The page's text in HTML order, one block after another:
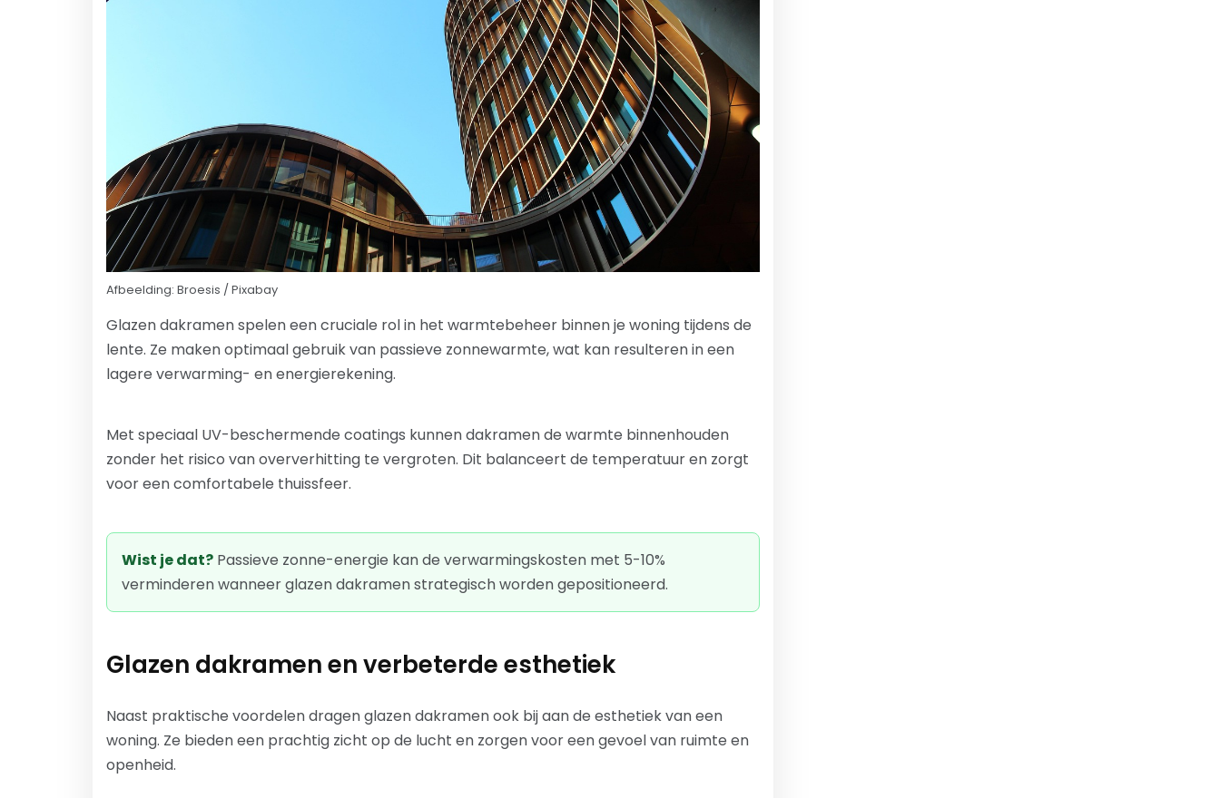
Afbeelding: Broesis / Pixabay
Glazen dakramen spelen een cruciale rol in het warmtebeheer binnen je woning tijdens de
lente. Ze maken optimaal gebruik van passieve zonnewarmte, wat kan resulteren in een
lagere verwarming- en energierekening.
Met speciaal UV-beschermende coatings kunnen dakramen de warmte binnenhouden
zonder het risico van oververhitting te vergroten. Dit balanceert de temperatuur en zorgt
voor een comfortabele thuissfeer.
Wist je dat? Passieve zonne-energie kan de verwarmingskosten met 5-10%
verminderen wanneer glazen dakramen strategisch worden gepositioneerd.
Glazen dakramen en verbeterde esthetiek
Naast praktische voordelen dragen glazen dakramen ook bij aan de esthetiek van een
woning. Ze bieden een prachtig zicht op de lucht en zorgen voor een gevoel van ruimte en
openheid.